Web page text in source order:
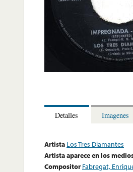
Detalles Imagenes
Artista Los Tres Diamantes
Artista aparece en los
Compositor Fabregat,